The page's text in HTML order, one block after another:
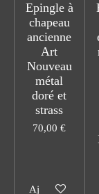
Epingle à
chapeau
ancienne
Art
Nouveau
métal
doré et
strass
70,00 €
Ajouter au